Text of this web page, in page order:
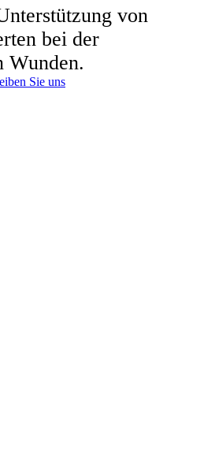
von
bei der
Wunden.
Sie uns